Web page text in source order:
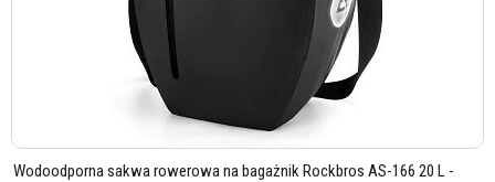
Wodoodporna sakwa rowerowa na bagażnik Rockbros AS-166 20 L -